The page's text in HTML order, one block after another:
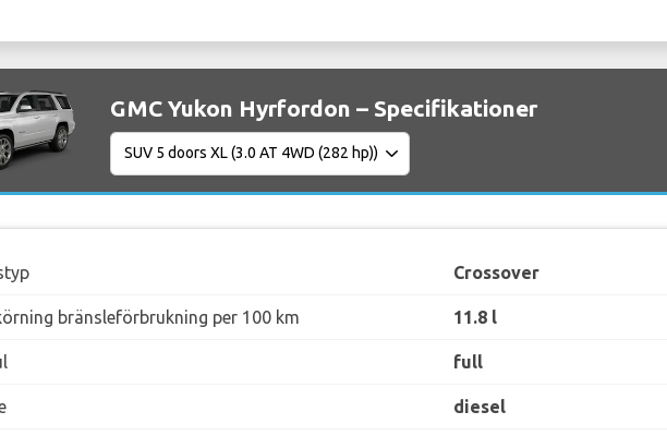
GMC Yukon Hyrfordon – Specifikationer
Crossover
bränsleförbrukning per 100 km 11.8 l
full
diesel